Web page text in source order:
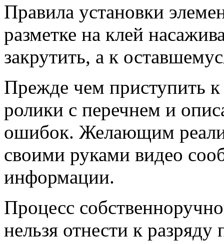
Правила установки
разметке на клей
закрутить, а к
Прежде чем приступить к
ролики с перечнем и
ошибок. Желающим
своими руками видео
информации.
Процесс
нельзя отнести к